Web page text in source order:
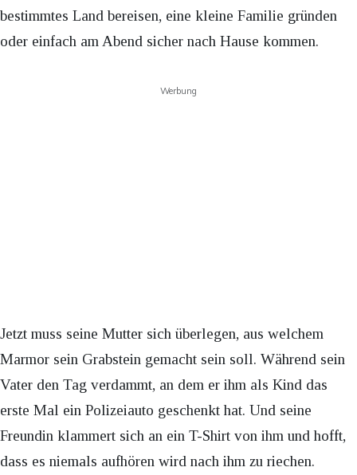
bestimmtes Land bereisen, eine kleine Familie gründen
oder einfach am Abend sicher nach Hause kommen.
Werbung
Jetzt muss seine Mutter sich überlegen, aus welchem
Marmor sein Grabstein gemacht sein soll. Während sein
Vater den Tag verdammt, an dem er ihm als Kind das
erste Mal ein Polizeiauto geschenkt hat. Und seine
Freundin klammert sich an ein T-Shirt von ihm und hofft,
dass es niemals aufhören wird nach ihm zu riechen.